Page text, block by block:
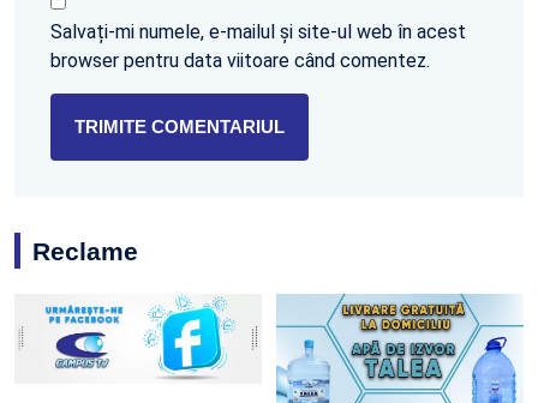
Salvați-mi numele, e-mailul și site-ul web în acest
browser pentru data viitoare când comentez.
Reclame